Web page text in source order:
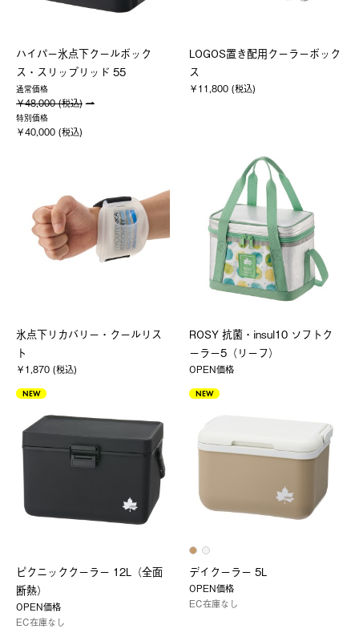
ハイパー氷点下クールボック
ス・スリップリッド 55
通常価格
￥48,000 (税込)
特別価格
￥40,000 (税込)
LOGOS置き配用クーラーボック
ス
￥11,800 (税込)
氷点下リカバリー・クールリス
ト
￥1,870 (税込)
ROSY 抗菌・insul10 ソフトク
ーラー5（リーフ）
OPEN価格
NEW
ピクニッククーラー 12L（全面
断熱）
OPEN価格
EC在庫なし
NEW
デイクーラー 5L
OPEN価格
EC在庫なし